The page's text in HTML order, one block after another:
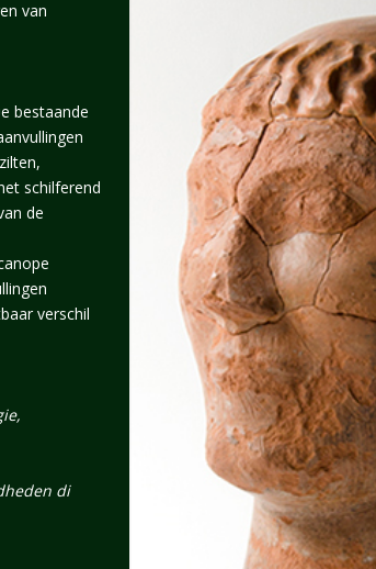
van
bestaande
schilferend
de
verschil
di